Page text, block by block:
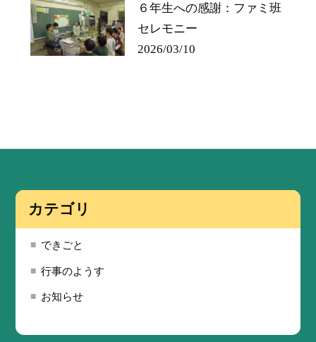
６年生への感謝：ファミ班
セレモニー
2026/03/10
カテゴリ
できごと
行事のようす
お知らせ